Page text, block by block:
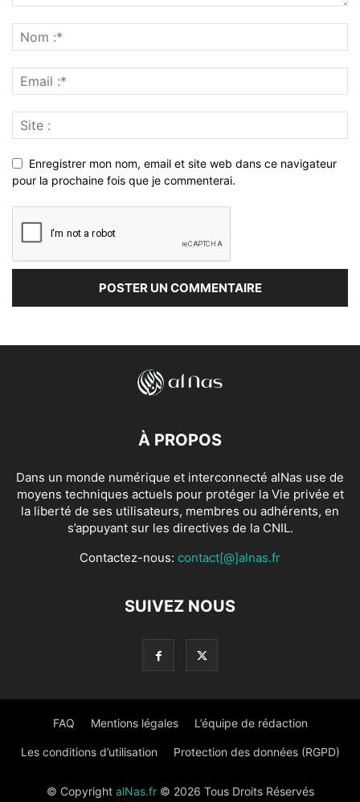
Enregistrer mon nom, email et site web dans ce navigateur
pour la prochaine fois que je commenterai.
À PROPOS
Dans un monde numérique et interconnecté alNas use de
moyens techniques actuels pour protéger la Vie privée et
la liberté de ses utilisateurs, membres ou adhérents, en
s’appuyant sur les directives de la CNIL.
Contactez-nous: contact[@]alnas.fr
SUIVEZ NOUS
FAQ Mentions légales L’équipe de rédaction
Les conditions d’utilisation Protection des données (RGPD)
© Copyright alNas.fr© 2026 Tous Droits Réservés